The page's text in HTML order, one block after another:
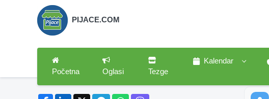
PIJACE.COM
Početna Oglasi Tezge
Kalendar